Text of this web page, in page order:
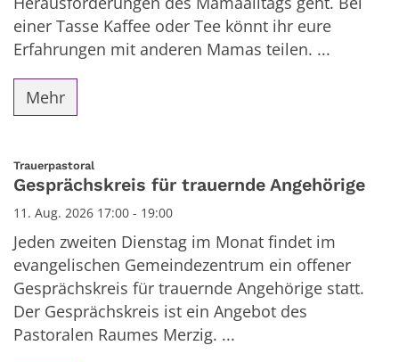
einer Tasse Kaffee oder Tee könnt ihr eure
Erfahrungen mit anderen Mamas teilen. ...
Mehr
Trauerpastoral
Gesprächskreis für trauernde Angehörige
11. Aug. 2026 17:00 - 19:00
Jeden zweiten Dienstag im Monat findet im
evangelischen Gemeindezentrum ein offener
Gesprächskreis für trauernde Angehörige statt.
Der Gesprächskreis ist ein Angebot des
Pastoralen Raumes Merzig. ...